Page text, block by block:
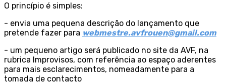
O princípio é simples:
- envia uma pequena descrição do lançamento que
pretende fazer para webmestre.avfrouen@gmail.com
- um pequeno artigo será publicado no site da AVF, na
rubrica Improvisos, com referência ao espaço aderentes
para mais esclarecimentos, nomeadamente para a
tomada de contacto